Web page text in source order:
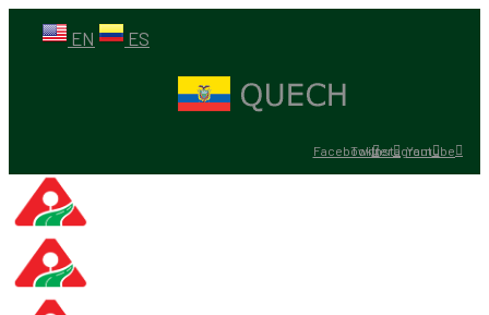
EN ES
FacebookTwitterInstagramYoutube